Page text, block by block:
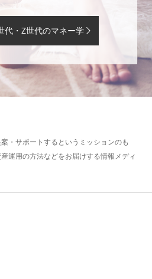
代・Z世代のマネー学
・サポートするというミッションのも
運用の方法などをお届けする情報メディ